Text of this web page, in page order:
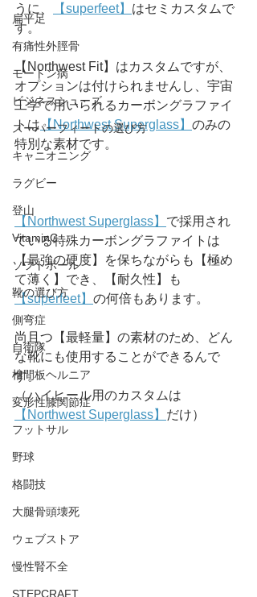
扁平足
有痛性外脛骨
モートン病
ビジネスシューズ
スーパーフィートの選び方
キャニオニング
ラグビー
登山
VitaminC
ソフトボール
靴の選び方
側弯症
自衛隊
椎間板ヘルニア
変形性膝関節症
フットサル
野球
格闘技
大腿骨頭壊死
ウェブストア
慢性腎不全
STEPCRAFT
うに、
【superfeet】 はセミカスタムで
す。
【Northwest Fit】はカスタムですが、
オプションは付けられませんし、 宇宙
工学で用いられるカーボングラファイ
トは【Northwest Superglass】 のみの
特別な素材です。
【Northwest Superglass】 で採用され
ている特殊カーボングラファイトは
【最強の硬度】を保ちながらも【極め
て薄く】でき、【耐久性】も
【superfeet】 の何倍もあります。
尚且つ【最軽量】の素材のため、どん
な靴にも使用することができるんで
す。
（ハイヒール用のカスタムは
【Northwest Superglass】 だけ）